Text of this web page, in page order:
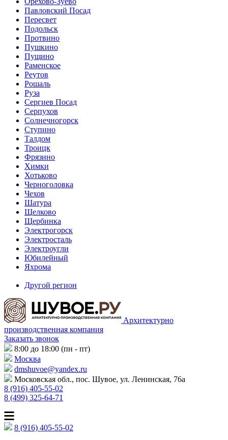
Павловский Посад
Пересвет
Подольск
Протвино
Пушкино
Пущино
Раменское
Реутов
Рошаль
Руза
Сергиев Посад
Серпухов
Солнечногорск
Ступино
Талдом
Троицк
Фрязино
Химки
Хотьково
Черноголовка
Чехов
Шатура
Щелково
Щербинка
Электрогорск
Электросталь
Электроугли
Юбилейный
Яхрома
Другой регион
Архитектурно
производственная компания
Заказать звонок
8:00 до 18:00 (пн - пт)
Москва
dmshuvoe@yandex.ru
Московская обл., пос. Шувое, ул. Ленинская, 76а
8 (916) 405-55-02
8 (499) 325-64-71
8 (916) 405-55-02